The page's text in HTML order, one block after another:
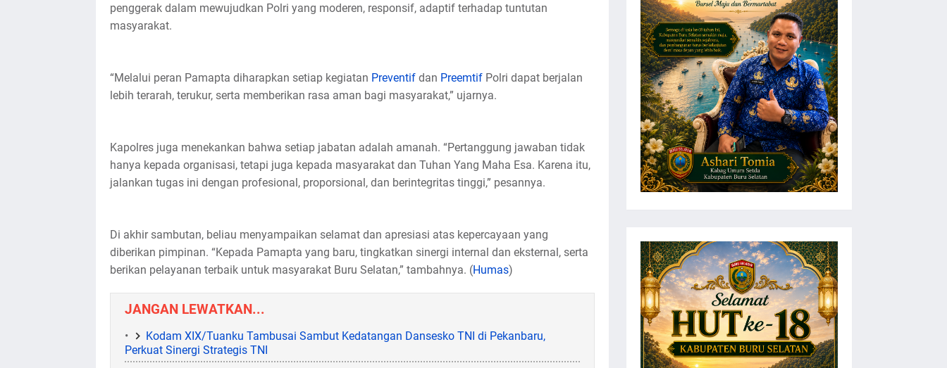
penggerak dalam mewujudkan Polri yang moderen, responsif, adaptif terhadap tuntutan
masyarakat.
“Melalui peran Pamapta diharapkan setiap kegiatan Preventifdan PreemtifPolri dapat berjalan
lebih terarah, terukur, serta memberikan rasa aman bagi masyarakat,” ujarnya.
Kapolres juga menekankan bahwa setiap jabatan adalah amanah. “Pertanggung jawaban tidak
hanya kepada organisasi, tetapi juga kepada masyarakat dan Tuhan Yang Maha Esa. Karena itu,
jalankan tugas ini dengan profesional, proporsional, dan berintegritas tinggi,” pesannya.
Di akhir sambutan, beliau menyampaikan selamat dan apresiasi atas kepercayaan yang
diberikan pimpinan. “Kepada Pamapta yang baru, tingkatkan sinergi internal dan eksternal, serta
berikan pelayanan terbaik untuk masyarakat Buru Selatan,” tambahnya. (Humas)
JANGAN LEWATKAN...
Kodam XIX/Tuanku Tambusai Sambut Kedatangan Dansesko TNI di Pekanbaru,
Perkuat Sinergi Strategis TNI